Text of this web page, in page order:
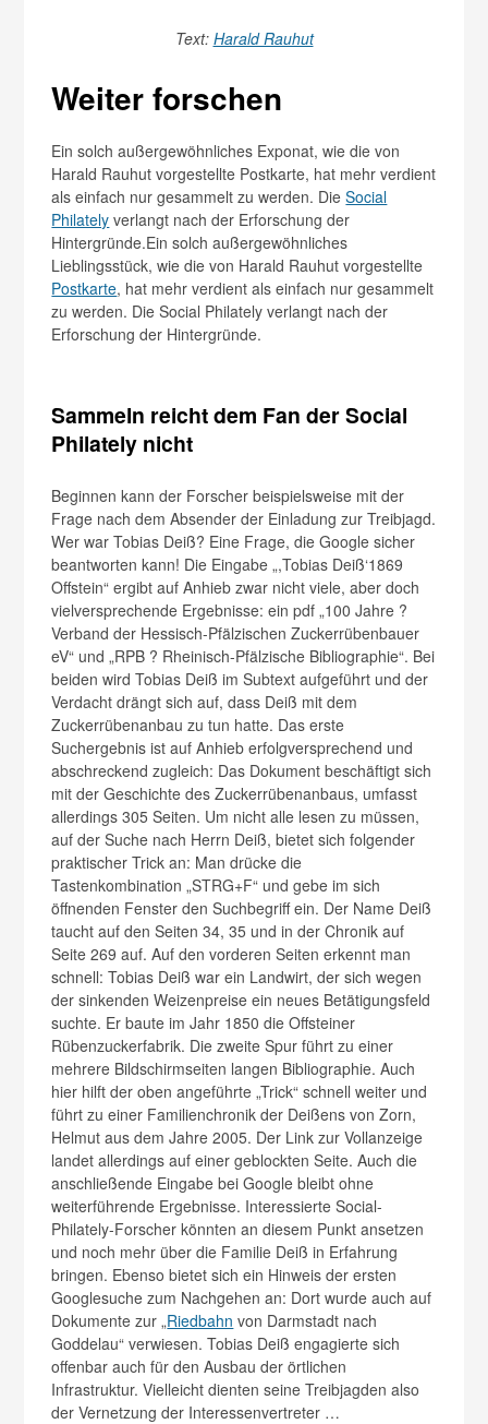
Text: Harald Rauhut
Weiter forschen
Ein solch außergewöhnliches Exponat, wie die von
Harald Rauhut vorgestellte Postkarte, hat mehr verdient
als einfach nur gesammelt zu werden. DieSocial
Philately verlangt nach der Erforschung der
Hintergründe.Ein solch außergewöhnliches
Lieblingsstück, wie die von Harald Rauhut vorgestellte
Postkarte, hat mehr verdient als einfach nur gesammelt
zu werden. Die Social Philately verlangt nach der
Erforschung der Hintergründe.
Sammeln reicht dem Fan der Social
Philately nicht
Beginnen kann der Forscher beispielsweise mit der
Frage nach dem Absender der Einladung zur Treibjagd.
Wer war Tobias Deiß? Eine Frage, die Google sicher
beantworten kann! Die Eingabe „,Tobias Deiß‘1869
Offstein“ ergibt auf Anhieb zwar nicht viele, aber doch
vielversprechende Ergebnisse: ein pdf „100 Jahre ?
Verband der Hessisch-Pfälzischen Zuckerrübenbauer
eV“ und „RPB ? Rheinisch-Pfälzische Bibliographie“. Bei
beiden wird Tobias Deiß im Subtext aufgeführt und der
Verdacht drängt sich auf, dass Deiß mit dem
Zuckerrübenanbau zu tun hatte. Das erste
Suchergebnis ist auf Anhieb erfolgversprechend und
abschreckend zugleich: Das Dokument beschäftigt sich
mit der Geschichte des Zuckerrübenanbaus, umfasst
allerdings 305 Seiten. Um nicht alle lesen zu müssen,
auf der Suche nach Herrn Deiß, bietet sich folgender
praktischer Trick an: Man drücke die
Tastenkombination „STRG+F“ und gebe im sich
öffnenden Fenster den Suchbegriff ein. Der Name Deiß
taucht auf den Seiten 34, 35 und in der Chronik auf
Seite 269 auf. Auf den vorderen Seiten erkennt man
schnell: Tobias Deiß war ein Landwirt, der sich wegen
der sinkenden Weizenpreise ein neues Betätigungsfeld
suchte. Er baute im Jahr 1850 die Offsteiner
Rübenzuckerfabrik. Die zweite Spur führt zu einer
mehrere Bildschirmseiten langen Bibliographie. Auch
hier hilft der oben angeführte „Trick“ schnell weiter und
führt zu einer Familienchronik der Deißens von Zorn,
Helmut aus dem Jahre 2005. Der Link zur Vollanzeige
landet allerdings auf einer geblockten Seite. Auch die
anschließende Eingabe bei Google bleibt ohne
weiterführende Ergebnisse. Interessierte Social-
Philately-Forscher könnten an diesem Punkt ansetzen
und noch mehr über die Familie Deiß in Erfahrung
bringen. Ebenso bietet sich ein Hinweis der ersten
Googlesuche zum Nachgehen an: Dort wurde auch auf
Dokumente zur „Riedbahn von Darmstadt nach
Goddelau“ verwiesen. Tobias Deiß engagierte sich
offenbar auch für den Ausbau der örtlichen
Infrastruktur. Vielleicht dienten seine Treibjagden also
der Vernetzung der Interessenvertreter …